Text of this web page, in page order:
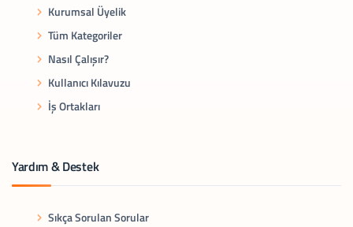
Kurumsal Üyelik
Tüm Kategoriler
Nasıl Çalışır?
Kullanıcı Kılavuzu
İş Ortakları
Yardım & Destek
Sıkça Sorulan Sorular